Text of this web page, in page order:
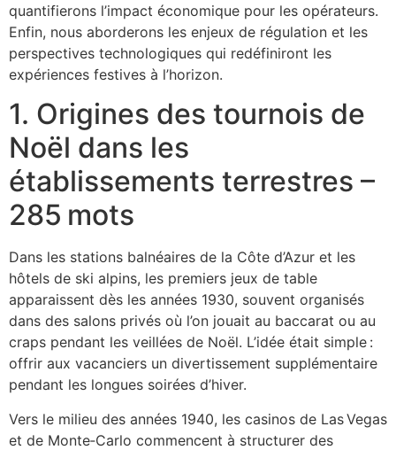
quantifierons l’impact économique pour les opérateurs.
Enfin, nous aborderons les enjeux de régulation et les
perspectives technologiques qui redéfiniront les
expériences festives à l’horizon.
1. Origines des tournois de
Noël dans les
établissements terrestres –
285 mots
Dans les stations balnéaires de la Côte d’Azur et les
hôtels de ski alpins, les premiers jeux de table
apparaissent dès les années 1930, souvent organisés
dans des salons privés où l’on jouait au baccarat ou au
craps pendant les veillées de Noël. L’idée était simple :
offrir aux vacanciers un divertissement supplémentaire
pendant les longues soirées d’hiver.
Vers le milieu des années 1940, les casinos de Las Vegas
et de Monte‑Carlo commencent à structurer des